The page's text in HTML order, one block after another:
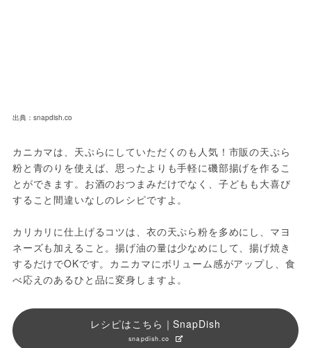
出典：snapdish.co
カニカマは、天ぷらにしていただくのも人気！市販の天ぷら
粉と青のりを使えば、思ったよりも手軽に磯部揚げを作るこ
とができます。お酒のおつまみだけでなく、子どもも大喜び
すること間違いなしのレシピですよ。
カリカリに仕上げるコツは、衣の天ぷら粉を多めにし、マヨ
ネーズも加えること。揚げ油の量は少なめにして、揚げ焼き
するだけでOKです。カニカマにボリューム感がアップし、食
べ応えのあるひと品に変身しますよ。
レシピはこちら｜SnapDish
snapdish.co